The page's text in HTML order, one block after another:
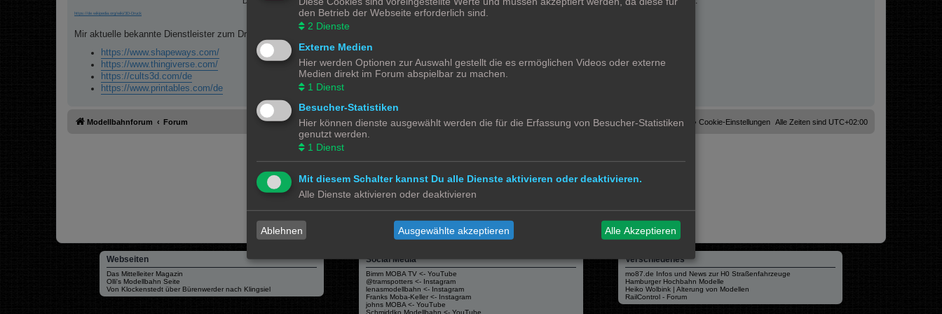
https://de.wikipedia.org/wiki/3D-Druck
Mir aktuelle bekannte Dienstleister zum Drucken sind:
https://www.shapeways.com/
https://www.thingiverse.com/
https://cults3d.com/de
https://www.printables.com/de
Modellbahnforum Forum Alle Zeiten sind UTC+02:00
Cookie-Einstellungen
Alle Cookies löschen
Powered by phpBB® Forum Software © phpBB Limited
Datenschutz|Nutzungsbedingungen
Webseiten
Das Mittelleiter Magazin
Olli's Modellbahn Seite
Von Klockenstedt über Bürenwerder nach Klingsiel
Social Media
Bimm MOBA TV <- YouTube
@tramspotters <- Instagram
lenasmodellbahn <- Instagram
Franks Moba-Keller <- Instagram
johns MOBA <- YouTube
Verschiedenes
mo87.de Infos und News zur H0 Straßenfahrzeuge
Hamburger Hochbahn Modelle
Heiko Wolbink | Alterung von Modellen
RailControl - Forum
den Betrieb der Webseite erforderlich sind.
2 Dienste
Externe Medien
Hier werden Optionen zur Auswahl gestellt die es ermöglichen Videos oder externe
Medien direkt im Forum abspielbar zu machen.
1 Dienst
Besucher-Statistiken
Hier können dienste ausgewählt werden die für die Erfassung von Besucher-Statistiken
genutzt werden.
1 Dienst
Mit diesem Schalter kannst Du alle Dienste aktivieren oder deaktivieren.
Alle Dienste aktivieren oder deaktivieren
Ablehnen Ausgewählte akzeptieren Alle Akzeptieren